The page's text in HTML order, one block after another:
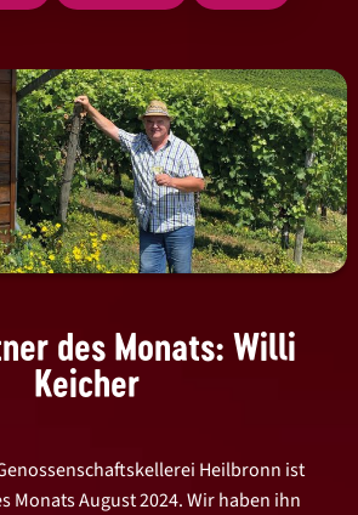
des Monats: Willi
Keicher
Heilbronn ist
Monats August 2024. Wir haben ihn